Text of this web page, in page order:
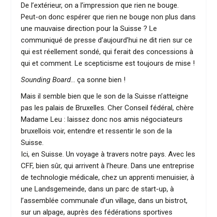
De l’extérieur, on a l’impression que rien ne bouge.
Peut-on donc espérer que rien ne bouge non plus dans
une mauvaise direction pour la Suisse ? Le
communiqué de presse d’aujourd’hui ne dit rien sur ce
qui est réellement sondé, qui ferait des concessions à
qui et comment. Le scepticisme est toujours de mise !
Sounding Board… ça sonne bien !
Mais il semble bien que le son de la Suisse n’atteigne
pas les palais de Bruxelles. Cher Conseil fédéral, chère
Madame Leu : laissez donc nos amis négociateurs
bruxellois voir, entendre et ressentir le son de la
Suisse.
Ici, en Suisse. Un voyage à travers notre pays. Avec les
CFF, bien sûr, qui arrivent à l’heure. Dans une entreprise
de technologie médicale, chez un apprenti menuisier, à
une Landsgemeinde, dans un parc de start-up, à
l’assemblée communale d’un village, dans un bistrot,
sur un alpage, auprès des fédérations sportives